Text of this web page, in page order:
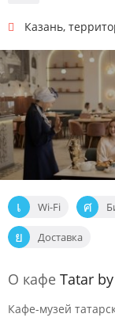
Wi-Fi
Доставка
Казань,
О кафе Tatar
Кафе-музей